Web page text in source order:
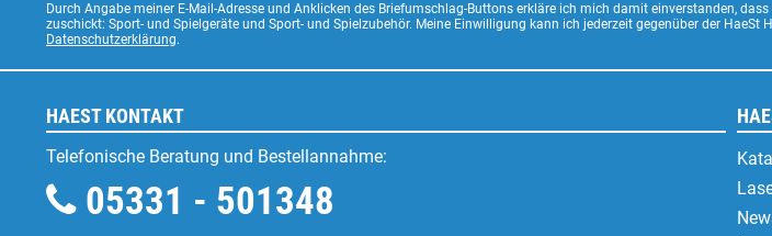
Durch Angabe meiner E-Mail-Adresse und Anklicken des Briefumschlag-Buttons erkläre ich mich damit einverstanden,
zuschickt: Sport- und Spielgeräte und Sport- und Spielzubehör. Meine Einwilligung kann ich jederzeit gegenüber der
Datenschutzerklärung.
HAEST KONTAKT
Telefonische Beratung und Bestellannahme:
05331 - 501348